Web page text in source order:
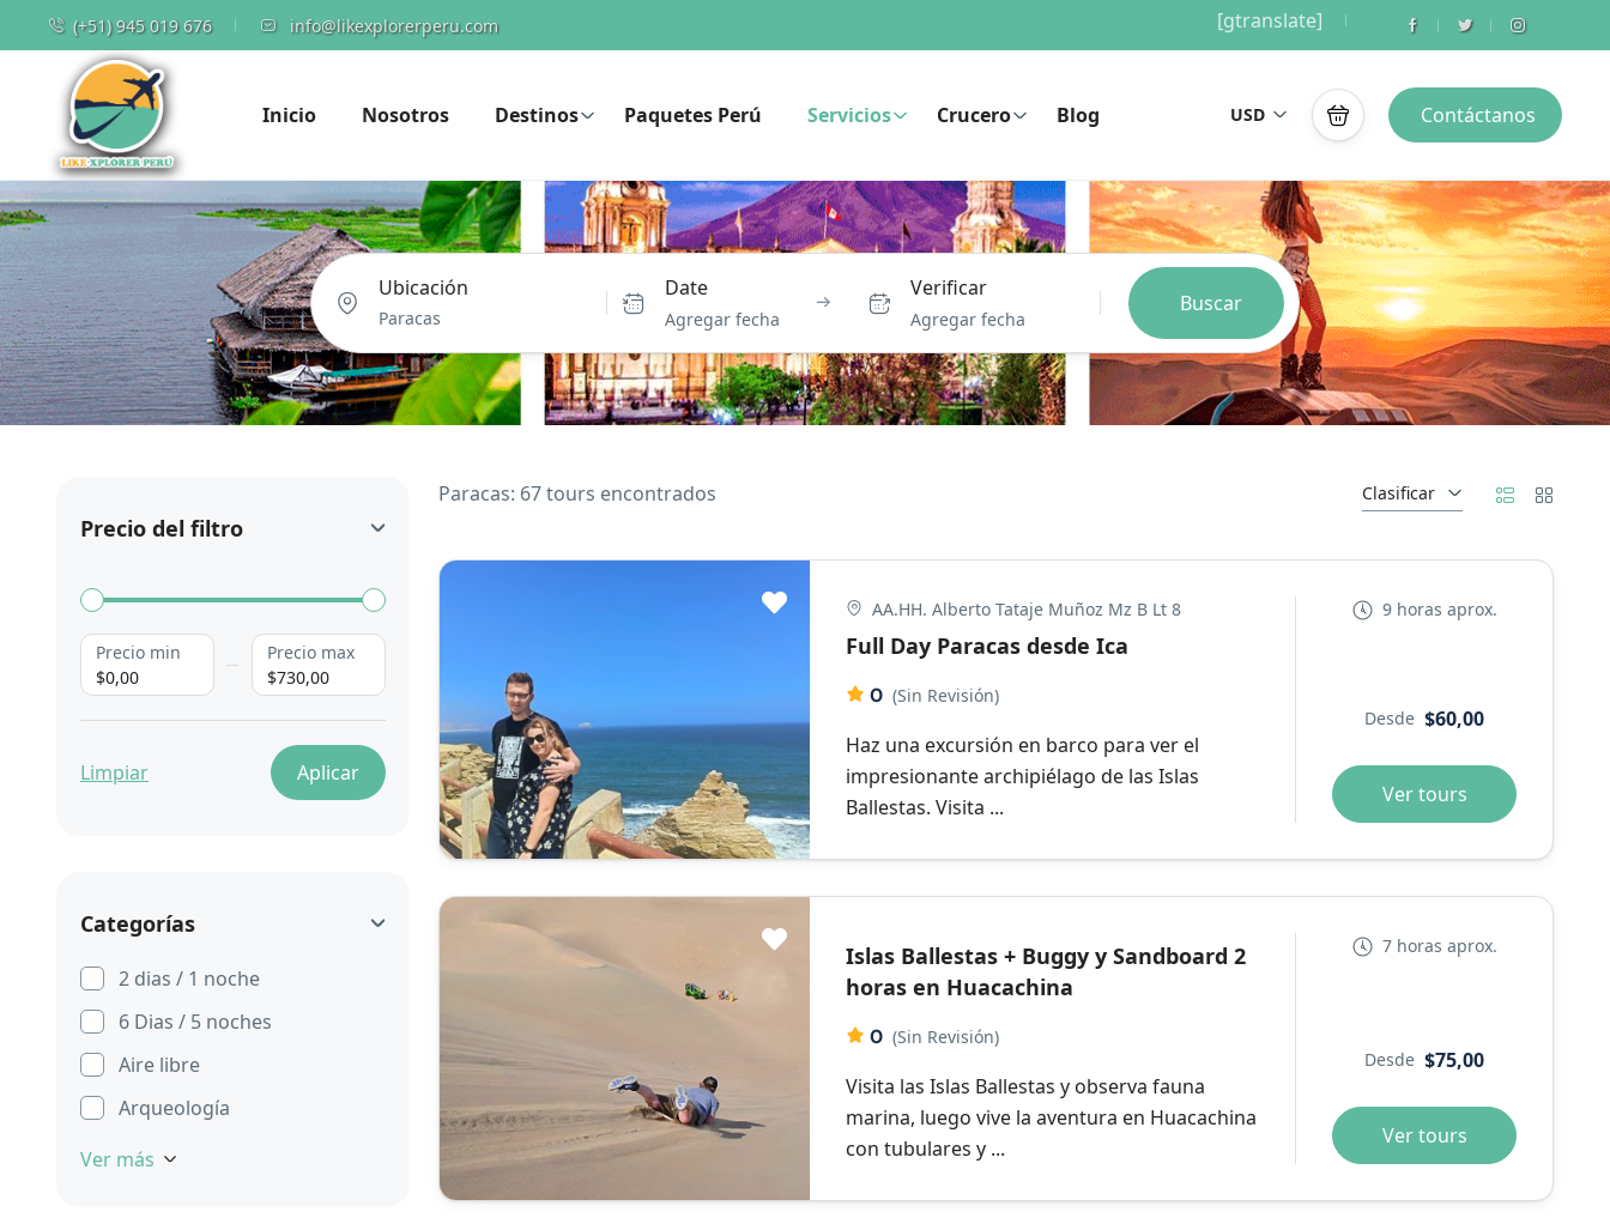
(+51) 945 019 676 info@likexplorerperu.com [gtranslate]
Inicio Nosotros Destinos Paquetes Perú Servicios Crucero Blog USD Contáctanos
Ubicación Date
Agregar fecha
Verificar
Agregar fecha
Buscar
Precio del filtro
Precio min
$0,00
Precio max
$730,00
Limpiar Aplicar
Categorías
2 dias / 1 noche
6 Dias / 5 noches
Aire libre
Arqueología
Ver más
Clasificar
Paracas: 67 tours encontrados
AA.HH. Alberto Tataje Muñoz Mz B Lt 8
Full Day Paracas desde Ica
0 (Sin Revisión)
Haz una excursión en barco para ver el
impresionante archipiélago de las Islas
Ballestas. Visita ...
9 horas aprox.
Desde $60,00
Ver tours
Islas Ballestas + Buggy y Sandboard 2
horas en Huacachina
0 (Sin Revisión)
Visita las Islas Ballestas y observa fauna
marina, luego vive la aventura en Huacachina
con tubulares y ...
7 horas aprox.
Desde $75,00
Ver tours